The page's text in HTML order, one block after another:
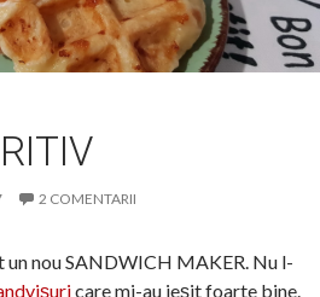
2 COMENTARII
un nou SANDWICH MAKER. Nu l-
care mi-au ieșit foarte bine.